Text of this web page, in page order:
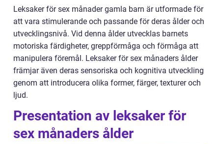
Leksaker för sex månader gamla barn är utformade för
att vara stimulerande och passande för deras ålder och
utvecklingsnivå. Vid denna ålder utvecklas barnets
motoriska färdigheter, greppförmåga och förmåga att
manipulera föremål. Leksaker för sex månaders ålder
främjar även deras sensoriska och kognitiva utveckling
genom att introducera olika former, färger, texturer och
ljud.
Presentation av leksaker för
sex månaders ålder